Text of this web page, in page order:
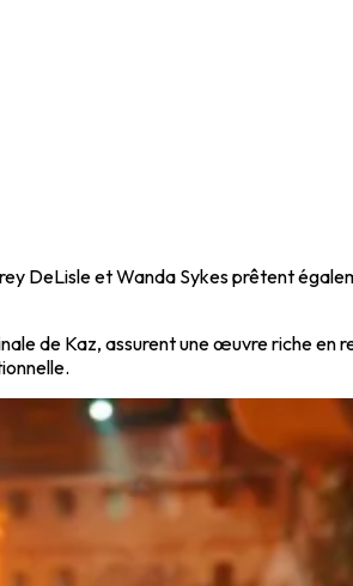
DeLisle et Wanda Sykes prêtent
de Kaz, assurent une œuvre riche en